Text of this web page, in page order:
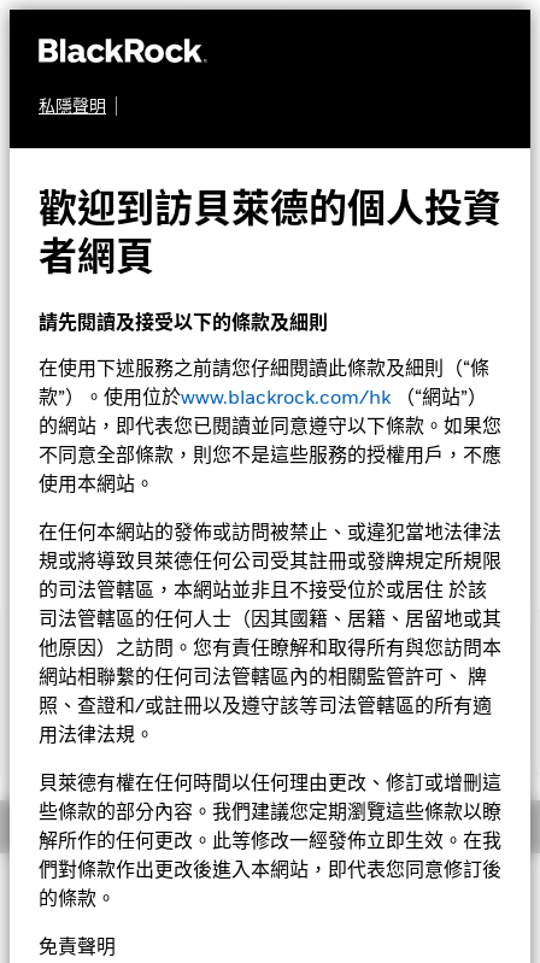
私隱聲明
歡迎到訪貝萊德的個人投資
者網頁
請先閱讀及接受以下的條款及細則
在使用下述服務之前請您仔細閱讀此條款及細則（“條
款”）。使用位於www.blackrock.com/hk （“網站”）
的網站，即代表您已閱讀並同意遵守以下條款。如果您
不同意全部條款，則您不是這些服務的授權用戶，不應
使用本網站。
在任何本網站的發佈或訪問被禁止、或違犯當地法律法
規或將導致貝萊德任何公司受其註冊或發牌規定所規限
的司法管轄區，本網站並非且不接受位於或居住 於該
司法管轄區的任何人士（因其國籍、居籍、居留地或其
他原因）之訪問。您有責任瞭解和取得所有與您訪問本
網站相聯繫的任何司法管轄區內的相關監管許可、 牌
照、查證和/或註冊以及遵守該等司法管轄區的所有適
用法律法規。
貝萊德有權在任何時間以任何理由更改、修訂或增刪這
些條款的部分內容。我們建議您定期瀏覽這些條款以瞭
解所作的任何更改。此等修改一經發佈立即生效。在我
們對條款作出更改後進入本網站，即代表您同意修訂後
的條款。
免責聲明
定息收益
貝萊德亞洲老虎債券基
金
淨值截至 2026年8月5日
RMB 93.86
52週波幅 93.39 - 100.12
重要提示︰
• 基金可能投資於評級受實際或預期下降所影響的債務證券。基
金投資於若干新興市場，可能需承受政治、稅務、經濟、社會及外
匯因素產生的風險。利率上升可能對基金所持有的債券價值造成不
利影響。基金可能投資於非投資級及無評級債券，可能需承受較高
的違約、波動性及流動性風險。基金投資於由政府或機關發行或擔
保的債券，或會因而涉及政治、經濟、違約或其他風險。
• 基金需承受貨幣匯率風險、對外資限制的風險、投資集中於亞
洲老虎國家的風險、流動性風險，證券借貸合約交易對手的信貸風
險，包括人民幣計值類別的貨幣兌換風險及或然可換股債券風險。
•6股份類別
除開支之下派付股息，此股份類別亦會在基金董事酌情決定下從資
概要
投資目標
的總資產投資於在亞洲老虎國家註冊或從事大部份經濟活動的發